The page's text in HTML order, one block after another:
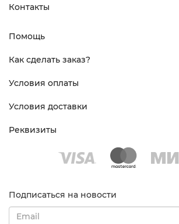
Контакты
Помощь
Как сделать заказ?
Условия оплаты
Условия доставки
Реквизиты
Подписаться на новости